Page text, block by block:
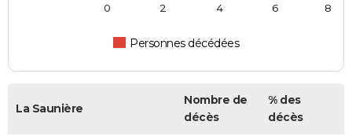
Personnes décédées
0 2 4 6 8
La Saunière
Nombre de
décès
% des
décès